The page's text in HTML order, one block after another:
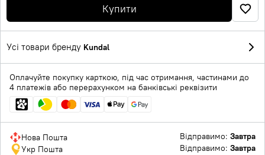
Купити
Усі товари бренду Kundal
Оплачуйте покупку карткою, під час отримання, частинами до
4 платежів або перерахунком на банківські реквізити
Нова Пошта Відправимо: Завтра
Укр Пошта
Відправимо: Завтра